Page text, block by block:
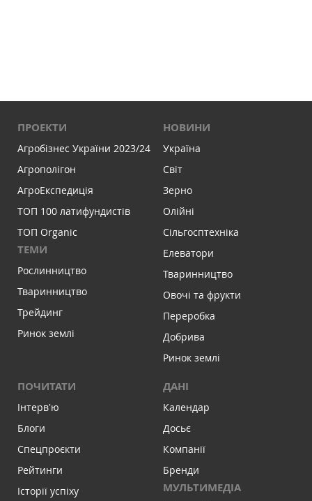
ПРОЕКТИ
Агробізнес України 2023/24
Агрополігон
АгроЕкспедиція
ТОП 100 латифундистів
ТОП Organic
ТЕМИ
Рослинництво
Тваринництво
Трейдинг
Ринок землі
НОВИНИ
Україна
Світ
Зерно
Олійні
Сільгосптехніка
Елеватори
Тваринництво
Овочі та фрукти
Переробка
Добрива
Ринок землі
ПОЧИТАТИ
Інтервʼю
Блоги
Спецпроєкти
Рейтинги
Історії успіху
ДАНІ
Календар
Досьє
Компанії
Бренди
МУЛЬТИМЕДІА